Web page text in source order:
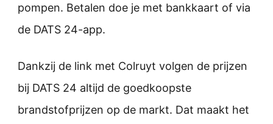
pompen. Betalen doe je met bankkaart of via
de DATS 24-app.
Dankzij de link met Colruyt volgen de prijzen
bij DATS 24 altijd de goedkoopste
brandstofprijzen op de markt. Dat maakt het